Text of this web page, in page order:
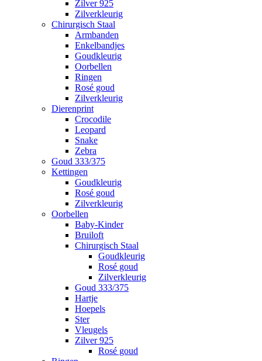
Zilver 925
Zilverkleurig
Chirurgisch Staal
Armbanden
Enkelbandjes
Goudkleurig
Oorbellen
Ringen
Rosé goud
Zilverkleurig
Dierenprint
Crocodile
Leopard
Snake
Zebra
Goud 333/375
Kettingen
Goudkleurig
Rosé goud
Zilverkleurig
Oorbellen
Baby-Kinder
Bruiloft
Chirurgisch Staal
Goudkleurig
Rosé goud
Zilverkleurig
Goud 333/375
Hartje
Hoepels
Ster
Vleugels
Zilver 925
Rosé goud